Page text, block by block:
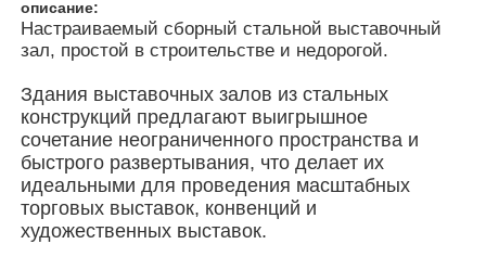
О Компании
Наша фабрика
контроль качества
описание:
Настраиваемый сборный стальной выставочный
зал, простой в строительстве и недорогой.
Здания выставочных залов из стальных
конструкций предлагают выигрышное
сочетание неограниченного пространства и
быстрого развертывания, что делает их
идеальными для проведения масштабных
торговых выставок, конвенций и
художественных выставок.